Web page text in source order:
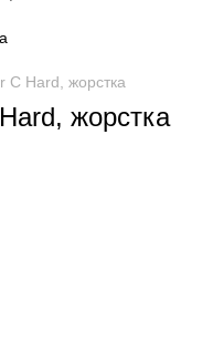
C Hard, жорстка
жорстка